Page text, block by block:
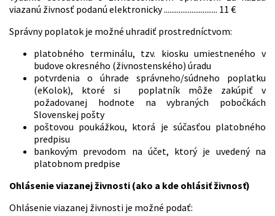
viazanú živnosť podanú elektronicky ............................. 11 €
Správny poplatok je možné uhradiť prostredníctvom:
platobného terminálu, tzv. kiosku umiestneného v
budove okresného (živnostenského) úradu
potvrdenia o úhrade správneho/súdneho poplatku
(eKolok), ktoré si poplatník môže zakúpiť v
požadovanej hodnote na vybraných pobočkách
Slovenskej pošty
poštovou poukážkou, ktorá je súčasťou platobného
predpisu
bankovým prevodom na účet, ktorý je uvedený na
platobnom predpise
Ohlásenie viazanej živnosti (ako a kde ohlásiť živnosť)
Ohlásenie viazanej živnosti je možné podať: